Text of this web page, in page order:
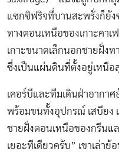
แซกซิฟริจที่บานสะพรั่งก็ยัง
ทางตอนเหนือของเกาะคาเ
เกาะขนาดเล็กนอกชายฝั่ง
ซึ่งเป็นแผ่นดินที่ตั้งอยู่เหนือ
เคอร์บีและทีมเดินฝ่าอากา
พร้อมขนทั้งอุปกรณ์ เสบียง
ชายฝั่งตอนเหนือของกรีนแ
เยอะทีเดียวครับ” เขาเล่า